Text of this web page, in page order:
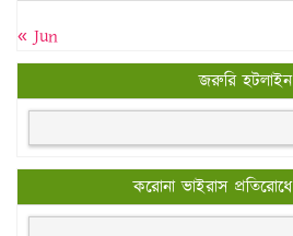
« Jun
জরুরি হটলাইন
করোনা ভাইরাস